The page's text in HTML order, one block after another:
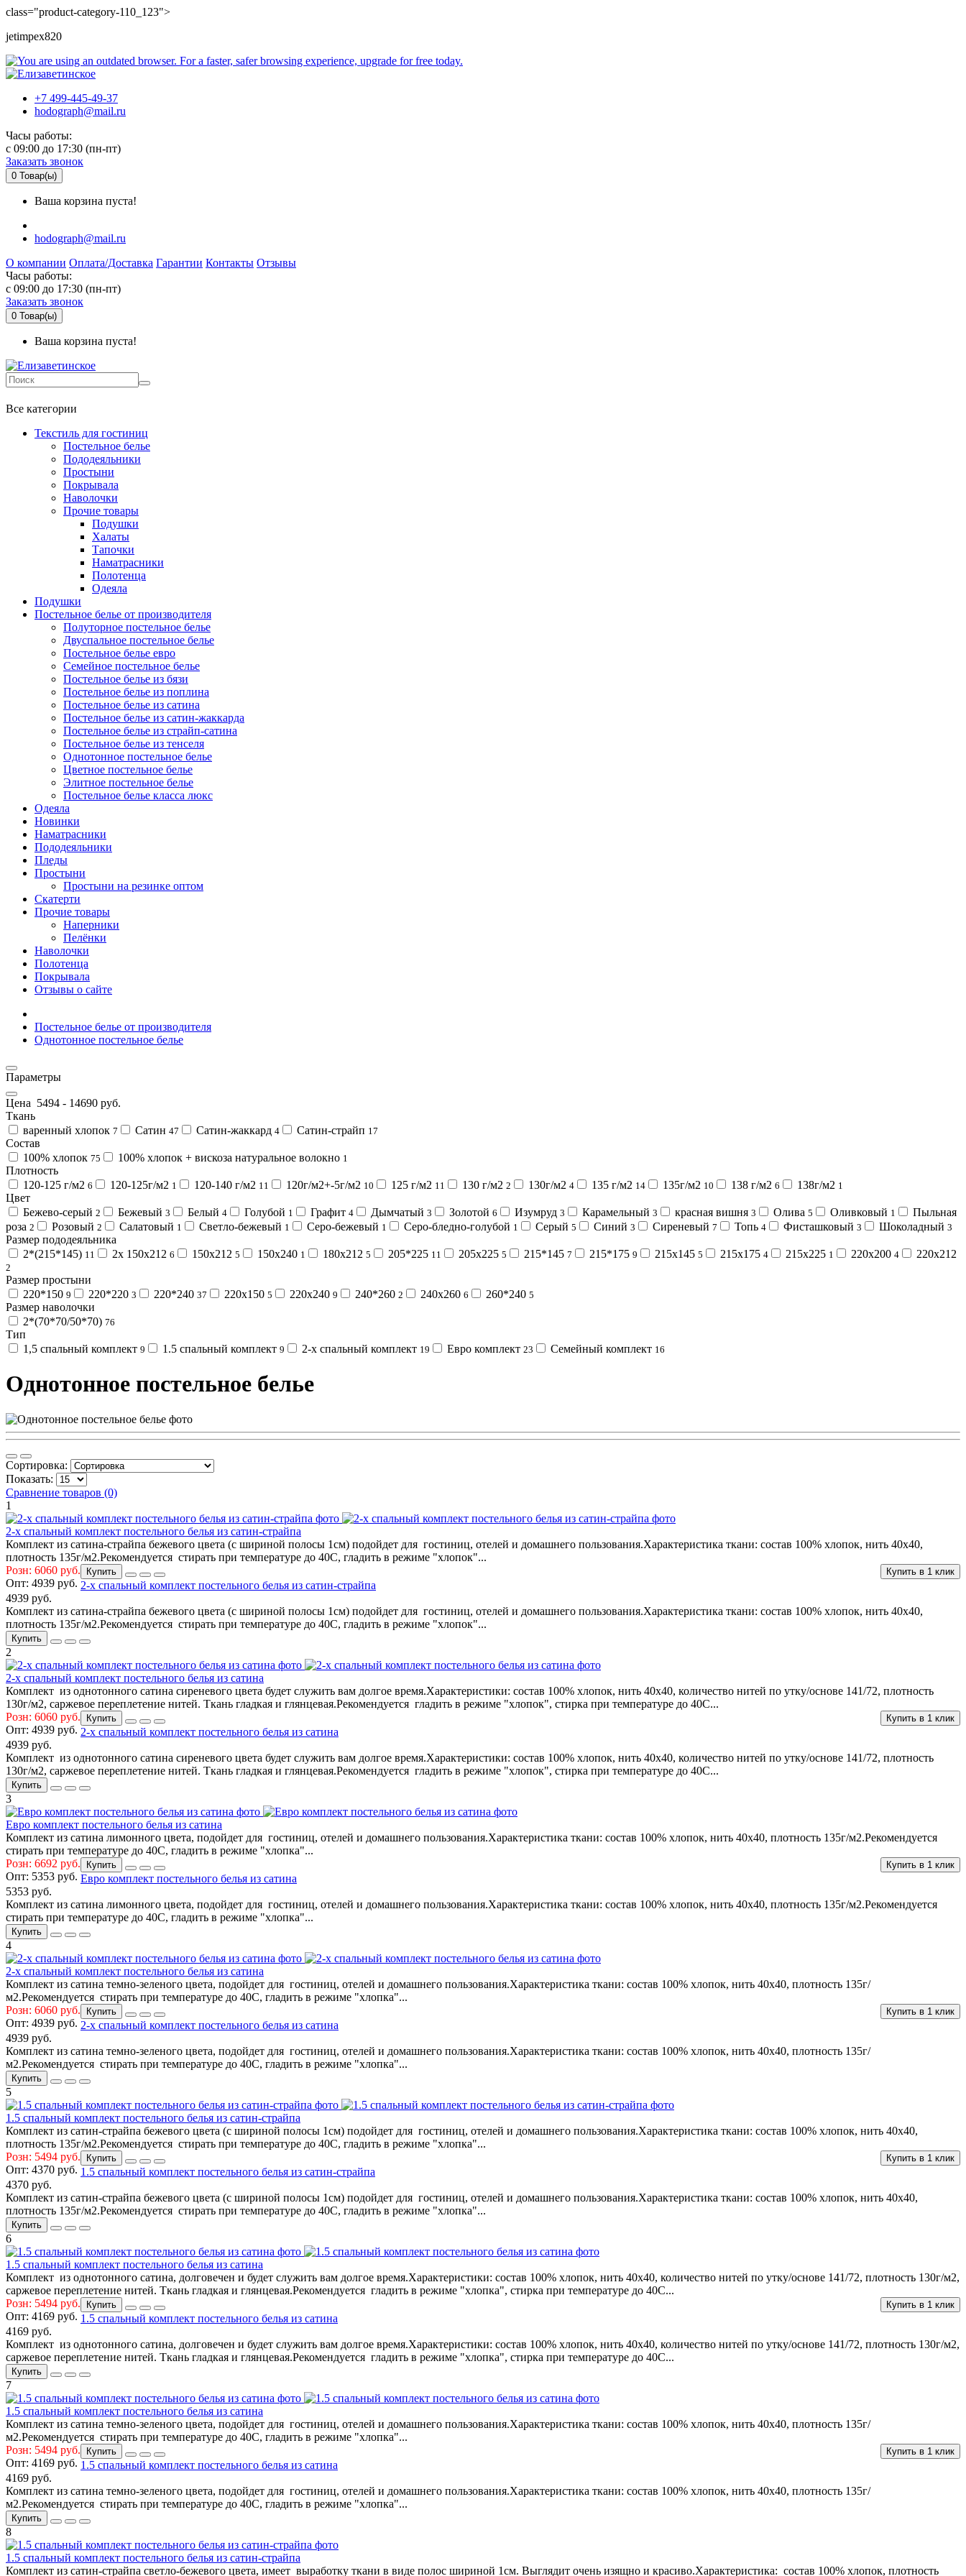
class="product-category-110_123">
jetimpex820
+7 499-445-49-37
hodograph@mail.ru
Часы работы:
c 09:00 до 17:30 (пн-пт)
Заказать звонок
0 Товар(ы)
Ваша корзина пуста!
hodograph@mail.ru
О компании Оплата/Доставка Гарантии Контакты Отзывы
Часы работы:
c 09:00 до 17:30 (пн-пт)
Заказать звонок
0 Товар(ы)
Ваша корзина пуста!
Все категории
Текстиль для гостиниц
Постельное белье
Пододеяльники
Простыни
Покрывала
Наволочки
Прочие товары
Подушки
Халаты
Тапочки
Наматрасники
Полотенца
Одеяла
Подушки
Постельное белье от производителя
Полуторное постельное белье
Двуспальное постельное белье
Постельное белье евро
Семейное постельное белье
Постельное белье из бязи
Постельное белье из поплина
Постельное белье из сатина
Постельное белье из сатин-жаккарда
Постельное белье из страйп-сатина
Постельное белье из тенселя
Однотонное постельное белье
Цветное постельное белье
Элитное постельное белье
Постельное белье класса люкс
Одеяла
Новинки
Наматрасники
Пододеяльники
Пледы
Простыни
Простыни на резинке оптом
Скатерти
Прочие товары
Наперники
Пелёнки
Наволочки
Полотенца
Покрывала
Отзывы о сайте
Постельное белье от производителя
Однотонное постельное белье
Параметры
Цена 5494 - 14690 руб.
Ткань
варенный хлопок 7 Сатин 47 Сатин-жаккард 4 Сатин-страйп 17
Состав
100% хлопок 75 100% хлопок + вискоза натуральное волокно 1
Плотность
120-125 г/м2 6 120-125г/м2 1 120-140 г/м2 11 120г/м2+-5г/м2 10 125 г/м2 11 130 г/м2 2 130г/м2 4 135 г/м2 14 135г/м2 10 138 г/м2 6 138г/м2 1
Цвет
Бежево-серый 2 Бежевый 3 Белый 4 Голубой 1 Графит 4 Дымчатый 3 Золотой 6 Изумруд 3 Карамельный 3 красная вишня 3 Олива 5 Оливковый 1
Пыльная
роза 2 Розовый 2 Салатовый 1 Светло-бежевый 1 Серо-бежевый 1 Серо-бледно-голубой 1 Серый 5 Синий 3 Сиреневый 7 Топь 4 Фисташковый 3 Шоколадный 3
Размер пододеяльника
2*(215*145) 11 2х 150х212 6 150х212 5 150х240 1 180х212 5 205*225 11 205х225 5 215*145 7 215*175 9 215х145 5 215х175 4 215х225 1 220х200 4 220х212
2
Размер простыни
220*150 9 220*220 3 220*240 37 220х150 5 220х240 9 240*260 2 240х260 6 260*240 5
Размер наволочки
2*(70*70/50*70) 76
Тип
1,5 спальный комплект 9 1.5 спальный комплект 9 2-х спальный комплект 19 Евро комплект 23 Семейный комплект 16
Однотонное постельное белье
Сортировка:
Показать:
Сравнение товаров (0)
1
2-х спальный комплект постельного белья из сатин-страйпа
Комплект из сатина-страйпа бежевого цвета (с шириной полосы 1см) подойдет для гостиниц, отелей и домашнего пользования.Характеристика ткани: состав 100% хлопок, нить 40х40,
плотность 135г/м2.Рекомендуется стирать при температуре до 40С, гладить в режиме "хлопок"...
Розн: 6060 руб.
Опт: 4939 руб.
Купить в 1 клик
Купить
2-х спальный комплект постельного белья из сатин-страйпа
4939 руб.
Комплект из сатина-страйпа бежевого цвета (с шириной полосы 1см) подойдет для гостиниц, отелей и домашнего пользования.Характеристика ткани: состав 100% хлопок, нить 40х40,
плотность 135г/м2.Рекомендуется стирать при температуре до 40С, гладить в режиме "хлопок"...
Купить
2
2-х спальный комплект постельного белья из сатина
Комплект из однотонного сатина сиреневого цвета будет служить вам долгое время.Характеристики: состав 100% хлопок, нить 40х40, количество нитей по утку/основе 141/72, плотность
130г/м2, саржевое переплетение нитей. Ткань гладкая и глянцевая.Рекомендуется гладить в режиме "хлопок", стирка при температуре до 40С...
Розн: 6060 руб.
Опт: 4939 руб.
Купить в 1 клик
Купить
2-х спальный комплект постельного белья из сатина
4939 руб.
Комплект из однотонного сатина сиреневого цвета будет служить вам долгое время.Характеристики: состав 100% хлопок, нить 40х40, количество нитей по утку/основе 141/72, плотность
130г/м2, саржевое переплетение нитей. Ткань гладкая и глянцевая.Рекомендуется гладить в режиме "хлопок", стирка при температуре до 40С...
Купить
3
Евро комплект постельного белья из сатина
Комплект из сатина лимонного цвета, подойдет для гостиниц, отелей и домашнего пользования.Характеристика ткани: состав 100% хлопок, нить 40х40, плотность 135г/м2.Рекомендуется
стирать при температуре до 40С, гладить в режиме "хлопка"...
Розн: 6692 руб.
Опт: 5353 руб.
Купить в 1 клик
Купить
Евро комплект постельного белья из сатина
5353 руб.
Комплект из сатина лимонного цвета, подойдет для гостиниц, отелей и домашнего пользования.Характеристика ткани: состав 100% хлопок, нить 40х40, плотность 135г/м2.Рекомендуется
стирать при температуре до 40С, гладить в режиме "хлопка"...
Купить
4
2-х спальный комплект постельного белья из сатина
Комплект из сатина темно-зеленого цвета, подойдет для гостиниц, отелей и домашнего пользования.Характеристика ткани: состав 100% хлопок, нить 40х40, плотность 135г/
м2.Рекомендуется стирать при температуре до 40С, гладить в режиме "хлопка"...
Розн: 6060 руб.
Опт: 4939 руб.
Купить в 1 клик
Купить
2-х спальный комплект постельного белья из сатина
4939 руб.
Комплект из сатина темно-зеленого цвета, подойдет для гостиниц, отелей и домашнего пользования.Характеристика ткани: состав 100% хлопок, нить 40х40, плотность 135г/
м2.Рекомендуется стирать при температуре до 40С, гладить в режиме "хлопка"...
Купить
5
1.5 спальный комплект постельного белья из сатин-страйпа
Комплект из сатин-страйпа бежевого цвета (с шириной полосы 1см) подойдет для гостиниц, отелей и домашнего пользования.Характеристика ткани: состав 100% хлопок, нить 40х40,
плотность 135г/м2.Рекомендуется стирать при температуре до 40С, гладить в режиме "хлопка"...
Розн: 5494 руб.
Опт: 4370 руб.
Купить в 1 клик
Купить
1.5 спальный комплект постельного белья из сатин-страйпа
4370 руб.
Комплект из сатин-страйпа бежевого цвета (с шириной полосы 1см) подойдет для гостиниц, отелей и домашнего пользования.Характеристика ткани: состав 100% хлопок, нить 40х40,
плотность 135г/м2.Рекомендуется стирать при температуре до 40С, гладить в режиме "хлопка"...
Купить
6
1.5 спальный комплект постельного белья из сатина
Комплект из однотонного сатина, долговечен и будет служить вам долгое время.Характеристики: состав 100% хлопок, нить 40х40, количество нитей по утку/основе 141/72, плотность 130г/м2,
саржевое переплетение нитей. Ткань гладкая и глянцевая.Рекомендуется гладить в режиме "хлопка", стирка при температуре до 40С...
Розн: 5494 руб.
Опт: 4169 руб.
Купить в 1 клик
Купить
1.5 спальный комплект постельного белья из сатина
4169 руб.
Комплект из однотонного сатина, долговечен и будет служить вам долгое время.Характеристики: состав 100% хлопок, нить 40х40, количество нитей по утку/основе 141/72, плотность 130г/м2,
саржевое переплетение нитей. Ткань гладкая и глянцевая.Рекомендуется гладить в режиме "хлопка", стирка при температуре до 40С...
Купить
7
1.5 спальный комплект постельного белья из сатина
Комплект из сатина темно-зеленого цвета, подойдет для гостиниц, отелей и домашнего пользования.Характеристика ткани: состав 100% хлопок, нить 40х40, плотность 135г/
м2.Рекомендуется стирать при температуре до 40С, гладить в режиме "хлопка"...
Розн: 5494 руб.
Опт: 4169 руб.
Купить в 1 клик
Купить
1.5 спальный комплект постельного белья из сатина
4169 руб.
Комплект из сатина темно-зеленого цвета, подойдет для гостиниц, отелей и домашнего пользования.Характеристика ткани: состав 100% хлопок, нить 40х40, плотность 135г/
м2.Рекомендуется стирать при температуре до 40С, гладить в режиме "хлопка"...
Купить
8
1.5 спальный комплект постельного белья из сатин-страйпа
Комплект из сатин-страйпа светло-бежевого цвета, имеет выработку ткани в виде полос шириной 1см. Выглядит очень изящно и красиво.Характеристика: состав 100% хлопок, плотность